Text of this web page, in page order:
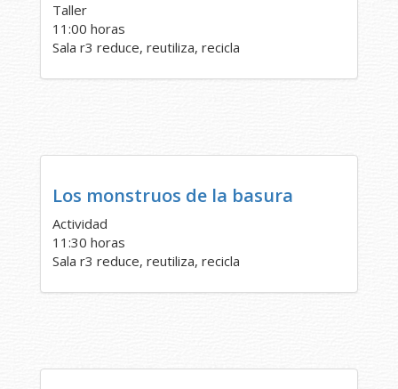
Taller
11:00 horas
Sala r3 reduce, reutiliza, recicla
Los monstruos de la basura
Actividad
11:30 horas
Sala r3 reduce, reutiliza, recicla